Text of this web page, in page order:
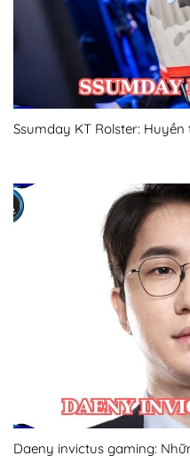
Ssumday KT Rolster:
Daeny invictus gaming: